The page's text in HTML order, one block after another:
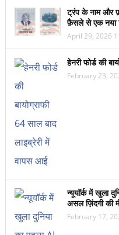
ट्रंप के नाम और
फ़ैसले से एक नया
April 29, 2026
हेनरी फोर्ड की
February 23,
न्यूयॉर्क में खुला
असल ज़िंदगी की
February 17,